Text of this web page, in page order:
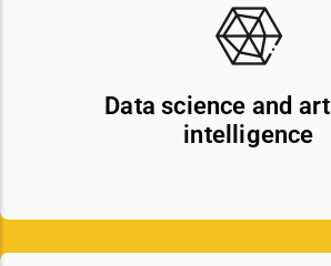
Data science and
intelligence